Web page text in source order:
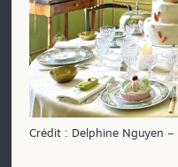
Crédit : Delphine Nguyen